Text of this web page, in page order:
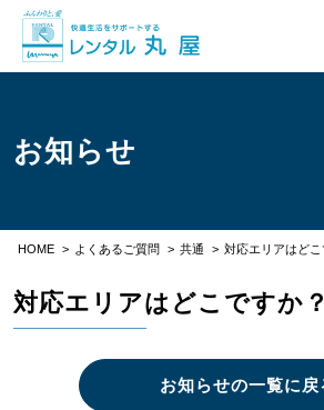
お知らせ
HOME > よくあるご質問 > 共通 > 対応エリアはどこ
対応エリアはどこですか？
お知らせの一覧に戻